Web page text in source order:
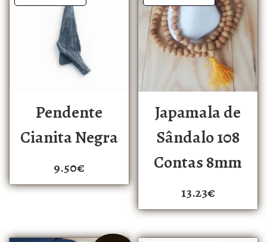
Pendente
Cianita Negra
9.50€
Japamala de
Sândalo 108
Contas 8mm
13.23€